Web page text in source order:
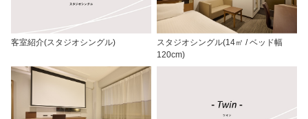
客室紹介(スタジオシングル)
スタジオシングル(14㎡ / ベッド幅
120cm)